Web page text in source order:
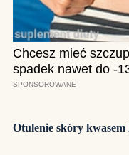
Otulenie skóry